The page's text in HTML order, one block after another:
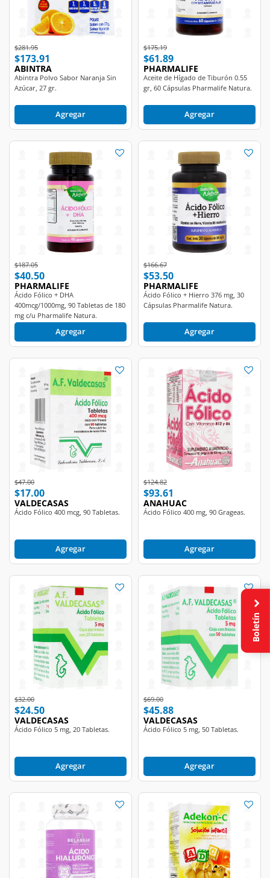
Price reduced from
$281.95to
$173.91
ABINTRA
Abintra Polvo Sabor Naranja Sin
Azúcar, 27 gr.
Price reduced from
$61.89
PHARMALIFE
Aceite de Hígado de Tiburón 0.55
gr, 60 Cápsulas Pharmalife Natura.
Price reduced from
$40.50
PHARMALIFE
Ácido Fólico + DHA
400mcg/1000mg, 90 Tabletas de 180
Agregar
Price reduced from
$53.50
PHARMALIFE
Ácido Fólico + Hierro 376 mg, 30
Cápsulas Pharmalife Natura.
Price reduced from
to
$17.00
VALDECASAS
Ácido Fólico 400 mcg, 90 Tabletas.
Price reduced from
to
$93.61
ANAHUAC
Ácido Fólico 400 mg, 90 Grageas.
Price reduced from
$24.50
VALDECASAS
Ácido Fólico 5 mg, 20 Tabletas.
Price reduced from
$69.00to
$45.88
VALDECASAS
Ácido Fólico 5 mg, 50 Tabletas.
Boletín